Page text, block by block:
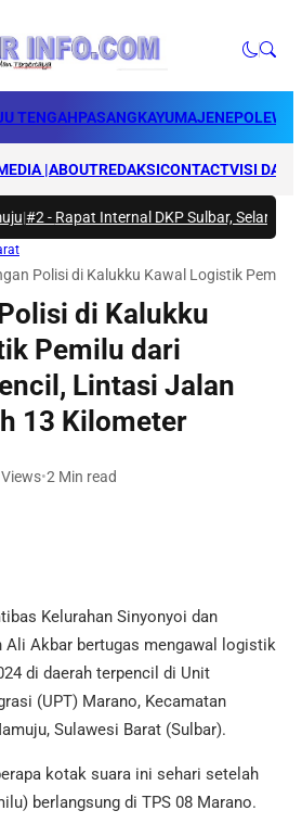
TENGAHPASANGKAYUMAJENE
|ABOUTREDAKSICONTACTVISI DAN
-Rapat Internal DKP Sulbar, Selaraskan
Polisi di Kalukku Kawal Logistik Pemilu
di Kalukku
Pemilu dari
Lintasi Jalan
13 Kilometer
Views•2 Min read
Kelurahan Sinyonyoi dan
Ali Akbar bertugas mengawal logistik
di daerah terpencil di Unit
(UPT) Marano, Kecamatan
Sulawesi Barat (Sulbar).
kotak suara ini sehari setelah
berlangsung di TPS 08 Marano.